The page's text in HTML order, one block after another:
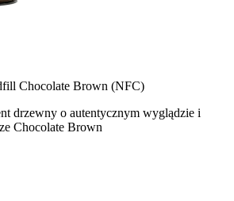
Chocolate Brown (NFC)
drzewny o autentycznym wyglądzie i
Chocolate Brown